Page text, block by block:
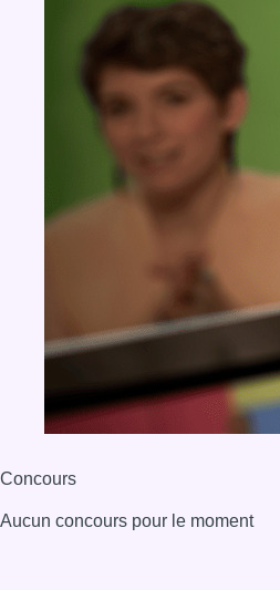
Concours
Aucun concours pour le moment